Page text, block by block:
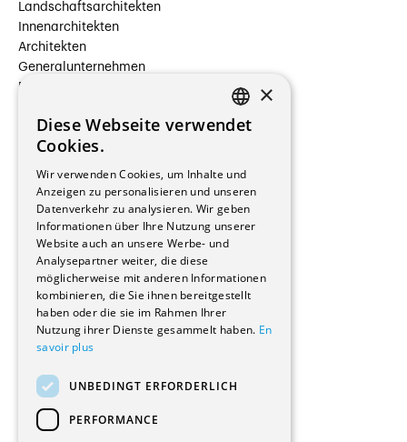
Landschaftsarchitekten
Innenarchitekten
Architekten
Generalunternehmen
Beauftragte Unternehmen
Hersteller/Lieferanten
Bauherrschaften
Immobilienverwaltungsgesellschaften
Stockwerkeigentum
Reportagen
Wohnungen
Renovierungen
Innere Umbauten
Gastgewerbe und Tourismus
Verwaltungsgebäude und Geschäfte
Schuleinrichtungen
Medizinische Einrichtungen
Kultur - Sport - Freizeit
Industrie - Handwerk
Transport und Parkplätze
FRENCH
×
Diese Webseite verwendet
Cookies.
Wir verwenden Cookies, um Inhalte und
Anzeigen zu personalisieren und unseren
Datenverkehr zu analysieren. Wir geben
Informationen über Ihre Nutzung unserer
Website auch an unsere Werbe- und
Analysepartner weiter, die diese
möglicherweise mit anderen Informationen
kombinieren, die Sie ihnen bereitgestellt
haben oder die sie im Rahmen Ihrer
Nutzung ihrer Dienste gesammelt haben. En
savoir plus
UNBEDINGT ERFORDERLICH
PERFORMANCE